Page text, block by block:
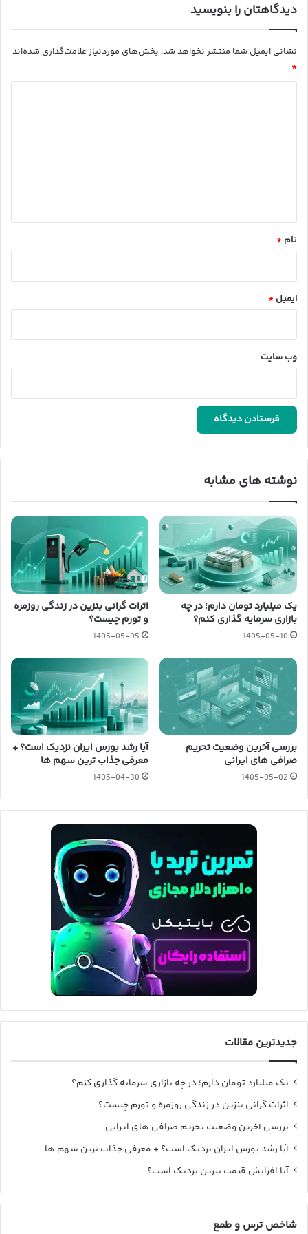
دیدگاهتان را بنویسید
نشانی ایمیل شما منتشر نخواهد شد. بخش‌های موردنیاز علامت‌گذاری شده‌اند
*
نام *
ایمیل *
وب‌ سایت
نوشته های مشابه
یک میلیارد تومان دارم؛ در چه
بازاری سرمایه گذاری کنم؟
1405-05-10
اثرات گرانی بنزین در زندگی روزمره
و تورم چیست؟
1405-05-05
بررسی آخرین وضعیت تحریم
صرافی های ایرانی
1405-05-02
آیا رشد بورس ایران نزدیک است؟ +
معرفی جذاب ترین سهم ها
1405-04-30
جدیدترین مقالات
یک میلیارد تومان دارم؛ در چه بازاری سرمایه گذاری کنم؟
اثرات گرانی بنزین در زندگی روزمره و تورم چیست؟
بررسی آخرین وضعیت تحریم صرافی های ایرانی
آیا رشد بورس ایران نزدیک است؟ + معرفی جذاب ترین سهم ها
آیا افزایش قیمت بنزین نزدیک است؟
شاخص ترس و طمع